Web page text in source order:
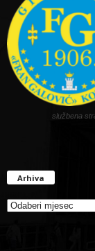
službena
Arhiva